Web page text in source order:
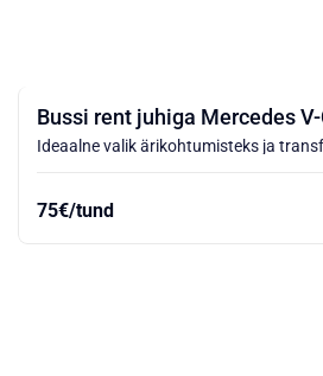
Bussi rent juhiga Mercedes
Ideaalne valik ärikohtumisteks ja
75€/tund